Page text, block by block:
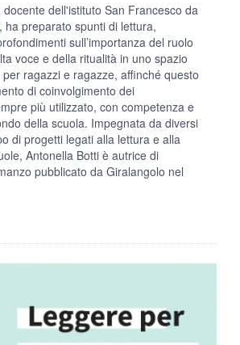
docente dell'istituto San Francesco da
ha preparato spunti di lettura,
sull’importanza del ruolo
voce e della ritualità in uno spazio
ragazzi e ragazze, affinché questo
di coinvolgimento dei
più utilizzato, con competenza e
della scuola. Impegnata da diversi
di progetti legati alla lettura e alla
Antonella Botti è autrice di
pubblicato da Giralangolo nel